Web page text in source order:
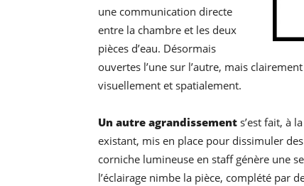
une communication directe
entre la chambre et les deux
pièces d’eau. Désormais
ouvertes l’une sur l’autre, mais
visuellement et spatialement.
Un autre agrandissement s’est fait, à
existant, mis en place pour dissimuler
corniche lumineuse en staff génère une
l’éclairage nimbe la pièce, complété par